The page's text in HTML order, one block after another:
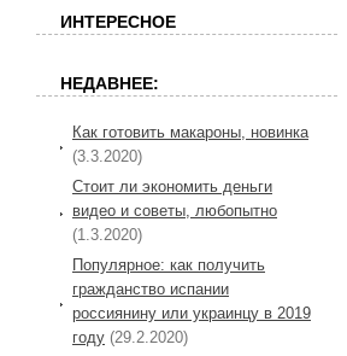
ИНТЕРЕСНОЕ
НЕДАВНЕЕ:
Как готовить макароны, новинка
(3.3.2020)
Стоит ли экономить деньги
видео и советы, любопытно
(1.3.2020)
Популярное: как получить
гражданство испании
россиянину или украинцу в 2019
году (29.2.2020)